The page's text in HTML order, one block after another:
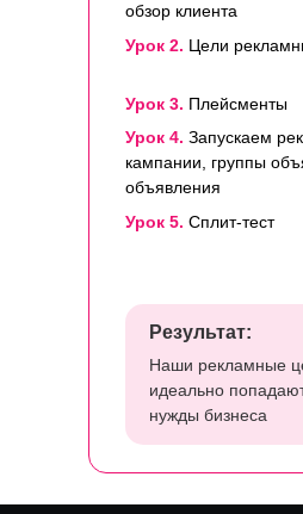
обзор клиента
Урок 2. Цели
Урок 3. Плейсменты
Результат:
Наши рекламные
идеально
нужды бизнеса
Урок 4. Запускаем
кампании, группы
объявления
Урок 5. Сплит-тест